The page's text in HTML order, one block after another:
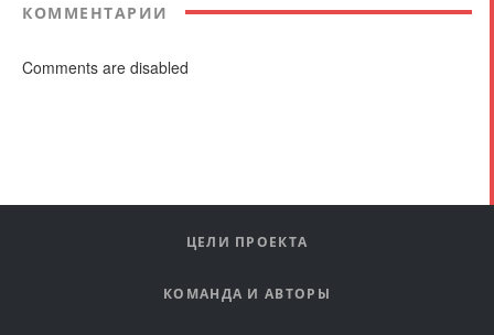
КОММЕНТАРИИ
Comments are disabled
ЦЕЛИ ПРОЕКТА
КОМАНДА И АВТОРЫ